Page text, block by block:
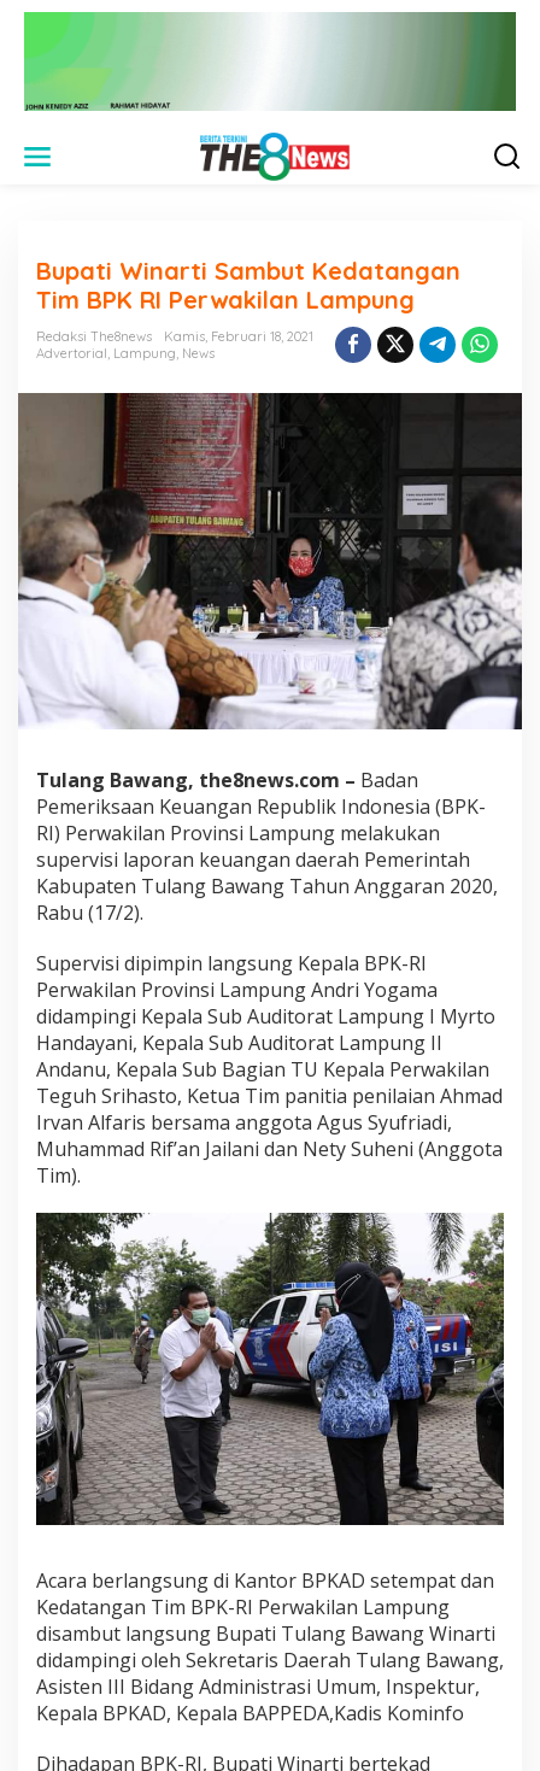
Bupati Winarti Sambut Kedatangan
Tim BPK RI Perwakilan Lampung
Redaksi The8news
Kamis, Februari 18, 2021
Advertorial, Lampung, News
Tulang Bawang, the8news.com – Badan
Pemeriksaan Keuangan Republik Indonesia (BPK-
RI) Perwakilan Provinsi Lampung melakukan
supervisi laporan keuangan daerah Pemerintah
Kabupaten Tulang Bawang Tahun Anggaran 2020,
Rabu (17/2).
Supervisi dipimpin langsung Kepala BPK-RI
Perwakilan Provinsi Lampung Andri Yogama
didampingi Kepala Sub Auditorat Lampung I Myrto
Handayani, Kepala Sub Auditorat Lampung II
Andanu, Kepala Sub Bagian TU Kepala Perwakilan
Teguh Srihasto, Ketua Tim panitia penilaian Ahmad
Irvan Alfaris bersama anggota Agus Syufriadi,
Muhammad Rif’an Jailani dan Nety Suheni (Anggota
Tim).
Acara berlangsung di Kantor BPKAD setempat dan
Kedatangan Tim BPK-RI Perwakilan Lampung
disambut langsung Bupati Tulang Bawang Winarti
didampingi oleh Sekretaris Daerah Tulang Bawang,
Asisten III Bidang Administrasi Umum, Inspektur,
Kepala BPKAD, Kepala BAPPEDA,Kadis Kominfo
Dihadapan BPK-RI, Bupati Winarti bertekad